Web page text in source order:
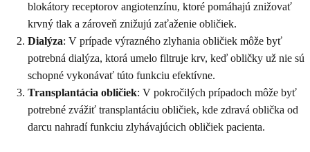
blokátory receptorov angiotenzínu, ktoré pomáhajú znižovať
krvný tlak a zároveň znižujú zaťaženie obličiek.
Dialýza: V prípade výrazného zlyhania obličiek môže byť
potrebná dialýza, ktorá umelo filtruje krv, keď obličky už nie sú
schopné vykonávať túto funkciu efektívne.
Transplantácia obličiek: V pokročilých prípadoch môže byť
potrebné zvážiť transplantáciu obličiek, kde zdravá oblička od
darcu nahradí funkciu zlyhávajúcich obličiek pacienta.